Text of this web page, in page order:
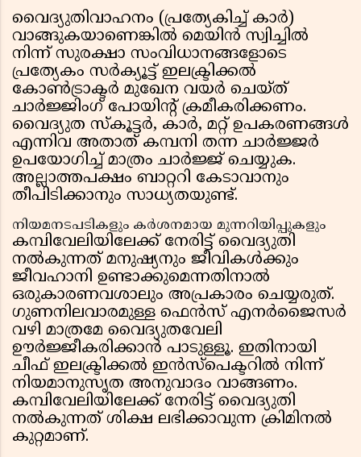
വൈദ്യുതിവാഹനം (പ്രത്യേകിച്ച് കാർ)
വാങ്ങുകയാണെങ്കിൽ മെയിൻ സ്വിച്ചിൽ
നിന്ന് സുരക്ഷാ സംവിധാനങ്ങളോടെ
പ്രത്യേകം സർക്യൂട്ട് ഇലക്ട്രിക്കൽ
കോൺട്രാക്ടർ മുഖേന വയർ ചെയ്ത്
ചാർജ്ജിംഗ് പോയിന്റ് ക്രമീകരിക്കണം.
വൈദ്യുത സ്കൂട്ടർ, കാർ, മറ്റ് ഉപകരണങ്ങൾ
എന്നിവ അതാത് കമ്പനി തന്ന ചാർജ്ജർ
ഉപയോഗിച്ച് മാത്രം ചാർജ്ജ് ചെയ്യുക.
അല്ലാത്തപക്ഷം ബാറ്ററി കേടാവാനും
തീപിടിക്കാനും സാധ്യതയുണ്ട്.
നിയമനടപടികളും കർശനമായ മുന്നറിയിപ്പുകളും
കമ്പിവേലിയിലേക്ക് നേരിട്ട് വൈദ്യുതി
നൽകുന്നത് മനുഷ്യനും ജീവികൾക്കും
ജീവഹാനി ഉണ്ടാക്കുമെന്നതിനാൽ
ഒരുകാരണവശാലും അപ്രകാരം ചെയ്യരുത്.
ഗുണനിലവാരമുള്ള ഫെൻസ് എനർജൈസർ
വഴി മാത്രമേ വൈദ്യുതവേലി
ഊർജ്ജീകരിക്കാൻ പാടുള്ളൂ. ഇതിനായി
ചീഫ് ഇലക്ട്രിക്കൽ ഇൻസ്‌പെക്ടറിൽ നിന്ന്
നിയമാനുസൃത അനുവാദം വാങ്ങണം.
കമ്പിവേലിയിലേക്ക് നേരിട്ട് വൈദ്യുതി
നൽകുന്നത് ശിക്ഷ ലഭിക്കാവുന്ന ക്രിമിനൽ
കുറ്റമാണ്.